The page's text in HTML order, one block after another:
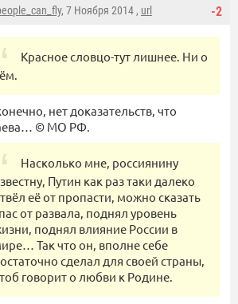
-2
, 7 Ноября 2014 , url
Красное словцо-тут лишнее. Ни о
нет доказательств, что
© МО РФ.
Насколько мне, россиянину
Путин как раз таки далеко
её от пропасти, можно сказать
от развала, поднял уровень
поднял влияние России в
Так что он, вполне себе
сделал для своей страны,
говорит о любви к Родине.